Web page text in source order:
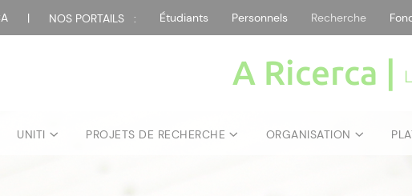
| NOS PORTAILS : Étudiants Personnels Recherche
A Ricerca |
UNITI PROJETS DE RECHERCHE ORGANISATION